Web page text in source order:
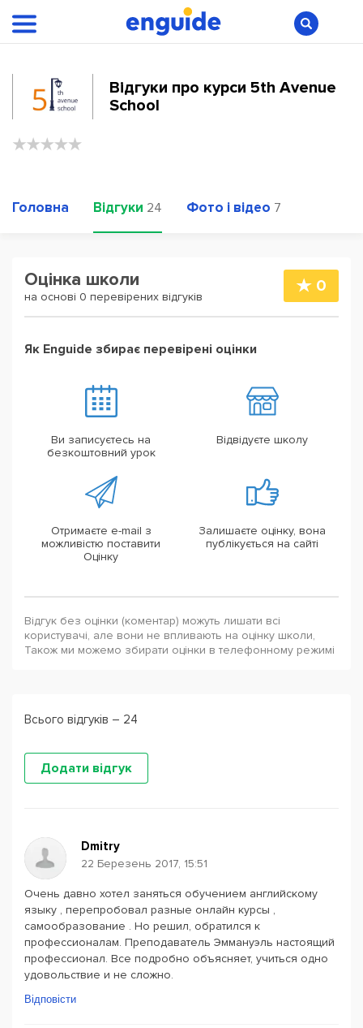
Відгуки про курси 5th Avenue
School
Головна Відгуки 24 Фото і відео 7
Оцінка школи
на основі 0 перевірених відгуків
0
Як Enguide збирає перевірені оцінки
Ви записуєтесь на
безкоштовний урок
Відвідуєте школу
Отримаєте e-mail з
можливістю поставити
Оцінку
Залишаєте оцінку, вона
публікується на сайті
Відгук без оцінки (коментар) можуть лишати всі
користувачі, але вони не впливають на оцінку школи,
Також ми можемо збирати оцінки в телефонному режимі
Всього відгуків – 24
Додати відгук
Dmitry
22 Березень 2017, 15:51
Очень давно хотел заняться обучением английскому
языку , перепробовал разные онлайн курсы ,
самообразование . Но решил, обратился к
профессионалам. Преподаватель Эммануэль настоящий
профессионал. Все подробно объясняет, учиться одно
удовольствие и не сложно.
Відповісти